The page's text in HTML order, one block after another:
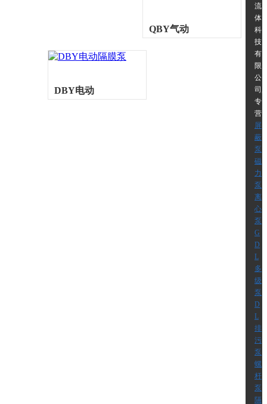
隔膜泵
QBY气动
DBY电动
流
体
科
技
有
限
公
司,
专
营
屏
蔽
泵
磁
力
泵
离
心
泵
G
D
L
多
级
泵
D
L
排
污
泵
螺
杆
泵
隔